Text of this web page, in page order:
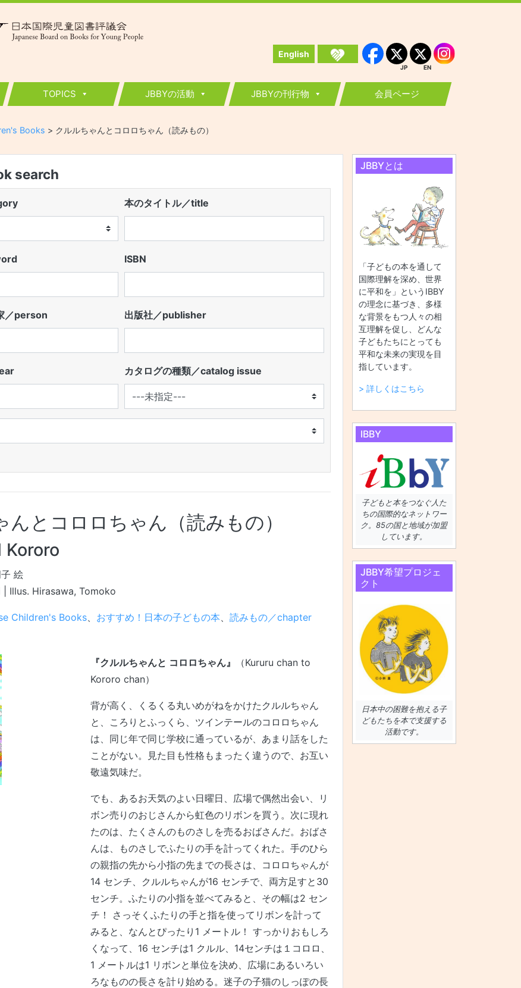
English Facebook
JP
JP
EN
EN Instagram
TOPICS JBBYの活動 JBBYの刊行物 会員ページ
Books > クルルちゃんとコロロちゃん（読みもの）
search
本のタイトル／title
ISBN
／person 出版社／publisher
カタログの種類／catalog issue
んとコロロちゃん（読みもの）
Kororo
絵
Illus. Hirasawa, Tomoko
Children's Books、 おすすめ！日本の子どもの本、 読みもの／chapter
『クルルちゃんと コロロちゃん』
（Kururu chan to
Kororo chan）
背が高く、くるくる丸いめがねをかけたクルルちゃん
と、ころりとふっくら、ツインテールのコロロちゃん
は、同じ年で同じ学校に通っているが、あまり話をした
ことがない。見た目も性格もまったく違うので、お互い
敬遠気味だ。
でも、あるお天気のよい日曜日、広場で偶然出会い、リ
ボン売りのおじさんから虹色のリボンを買う。次に現れ
たのは、たくさんのものさしを売るおばさんだ。おばさ
んは、ものさしでふたりの手を計ってくれた。手のひら
の親指の先から小指の先までの長さは、コロロちゃんが
14 センチ、クルルちゃんが16 センチで、両方足すと30
センチ。ふたりの小指を並べてみると、その幅は2 セン
チ！ さっそくふたりの手と指を使ってリボンを計って
みると、なんとぴったり1 メートル！ すっかりおもしろ
くなって、16 センチは1 クルル、14センチは１コロロ、
1 メートルは1 リボンと単位を決め、広場にあるいろい
ろなものの長さを計り始める。迷子の子猫のしっぽの長
JBBYとは
「子どもの本を通して
国際理解を深め、世界
に平和を」というIBBY
の理念に基づき、多様
な背景をもつ人々の相
互理解を促し、どんな
子どもたちにとっても
平和な未来の実現を目
指しています。
> 詳しくはこちら
IBBY
子どもと本をつなぐ人た
ちの国際的なネットワー
ク。85の国と地域が加盟
しています。
JBBY希望プロジェ
クト
日本中の困難を抱える子
どもたちを本で支援する
活動です。